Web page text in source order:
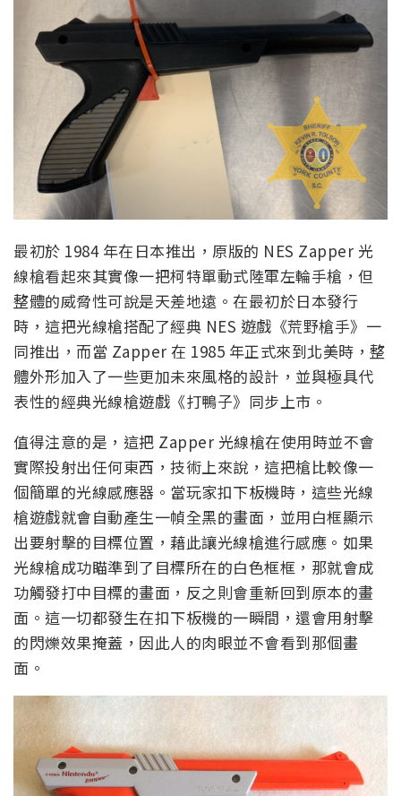
最初於 1984 年在日本推出，原版的 NES Zapper 光
線槍看起來其實像一把柯特單動式陸軍左輪手槍，但
整體的威脅性可說是天差地遠。在最初於日本發行
時，這把光線槍搭配了經典 NES 遊戲《荒野槍手》一
同推出，而當 Zapper 在 1985 年正式來到北美時，整
體外形加入了一些更加未來風格的設計，並與極具代
表性的經典光線槍遊戲《打鴨子》同步上市。
值得注意的是，這把 Zapper 光線槍在使用時並不會
實際投射出任何東西，技術上來說，這把槍比較像一
個簡單的光線感應器。當玩家扣下板機時，這些光線
槍遊戲就會自動產生一幀全黑的畫面，並用白框顯示
出要射擊的目標位置，藉此讓光線槍進行感應。如果
光線槍成功瞄準到了目標所在的白色框框，那就會成
功觸發打中目標的畫面，反之則會重新回到原本的畫
面。這一切都發生在扣下板機的一瞬間，還會用射擊
的閃爍效果掩蓋，因此人的肉眼並不會看到那個畫
面。